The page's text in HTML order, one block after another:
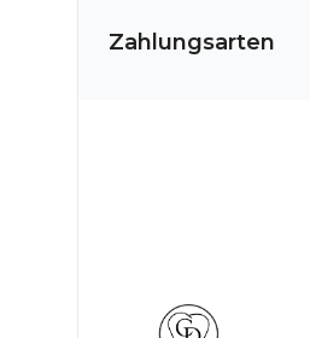
Zahlungsarten